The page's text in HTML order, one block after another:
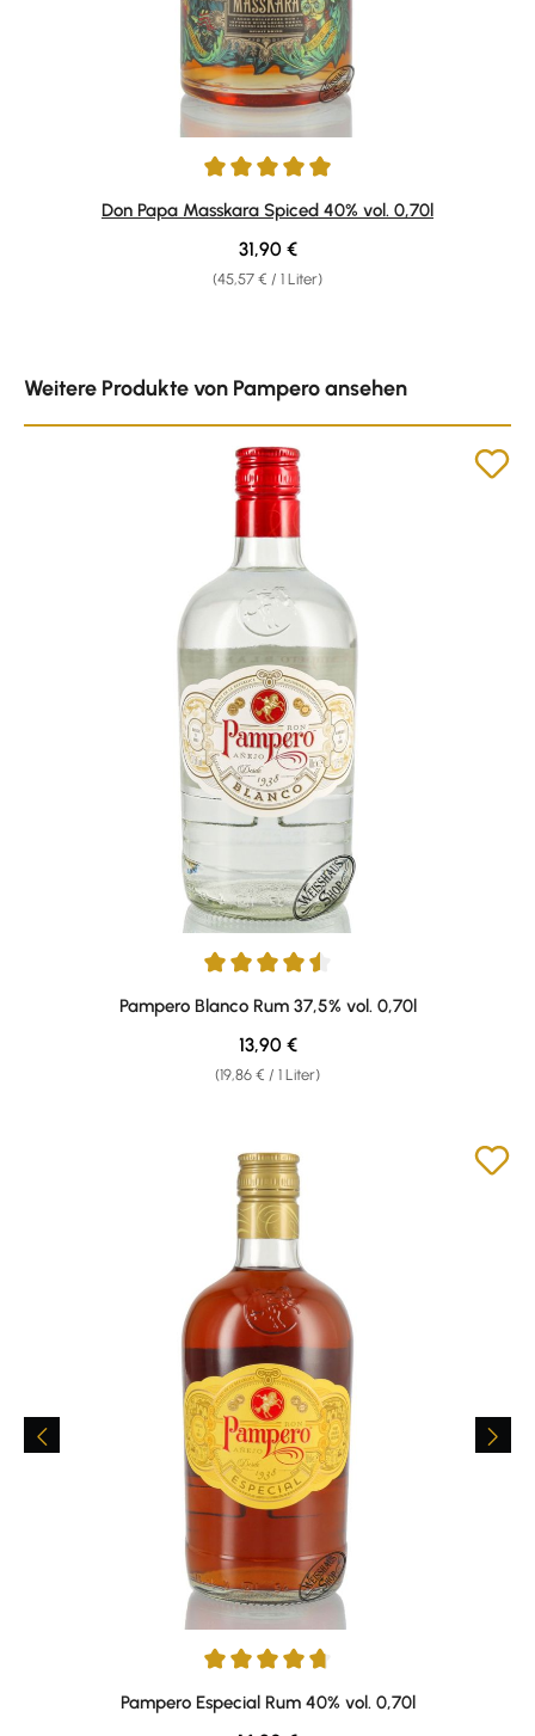
Durchschnittliche Bewertung von 4.89 von 5 Sternen
Don Papa Masskara Spiced 40% vol. 0,70l
(45,57 € / 1 Liter)
Regulärer Preis:
31,90 €
Weitere Produkte von Pampero ansehen
Durchschnittliche Bewertung von 4.5 von 5 Sternen
Pampero Blanco Rum 37,5% vol. 0,70l
(19,86 € / 1 Liter)
Regulärer Preis:
13,90 €
Durchschnittliche Bewertung von 4.67 von 5 Sternen
Pampero Especial Rum 40% vol. 0,70l